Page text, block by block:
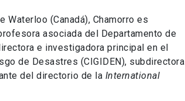
(Canadá), Chamorro es
asociada del Departamento de
e investigadora principal en el
de Desastres (CIGIDEN), subdirectora
del directorio de la International